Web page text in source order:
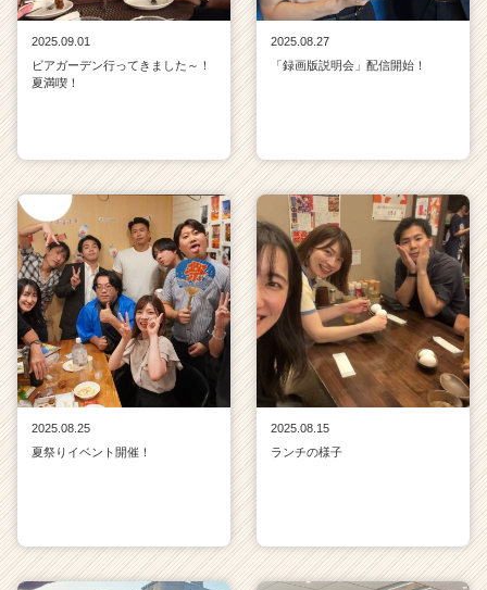
2025.09.01
ビアガーデン行ってきました～！
夏満喫！
2025.08.27
「録画版説明会」配信開始！
2025.08.25
夏祭りイベント開催！
2025.08.15
ランチの様子